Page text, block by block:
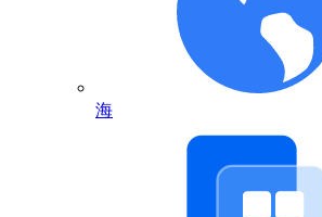
海